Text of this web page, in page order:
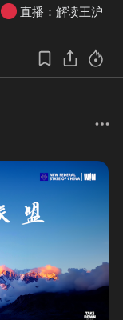
🔴 直播：解读王沪